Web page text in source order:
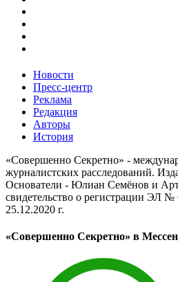
Новости
Пресс-центр
Реклама
Редакция
Авторы
История
«Совершенно Секретно» -
журналистских расследований.
Основатели - Юлиан Семёнов и
свидетельство о регистрации ЭЛ
25.12.2020 г.
«Совершенно Секретно» в